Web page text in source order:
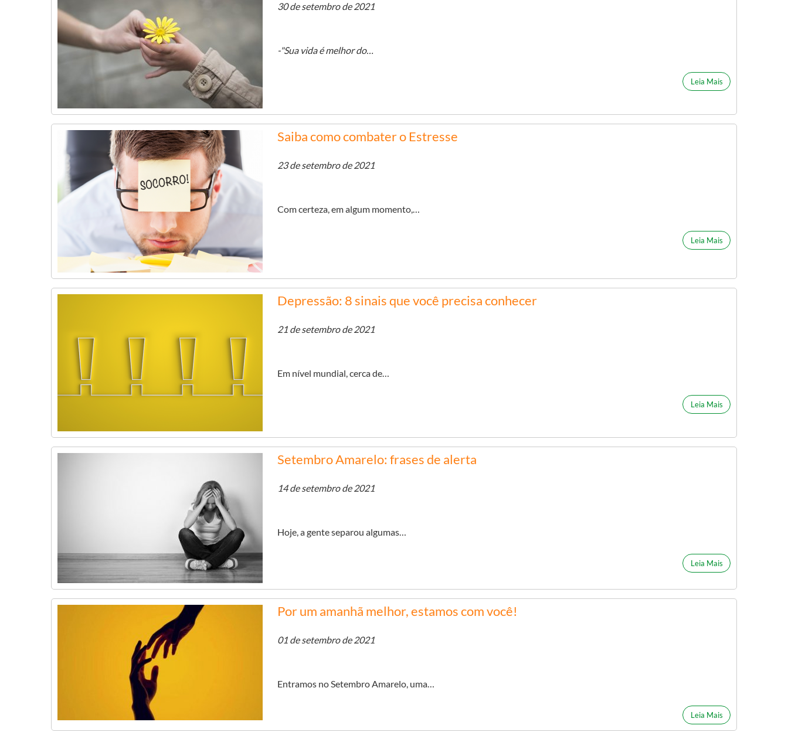
30 de setembro de 2021
-"Sua vida é melhor do…
Leia Mais
Saiba como combater o Estresse
23 de setembro de 2021
Com certeza, em algum momento,…
Leia Mais
Depressão: 8 sinais que você precisa conhecer
21 de setembro de 2021
Em nível mundial, cerca de…
Leia Mais
Setembro Amarelo: frases de alerta
14 de setembro de 2021
Hoje, a gente separou algumas…
Leia Mais
Por um amanhã melhor, estamos com você!
01 de setembro de 2021
Entramos no Setembro Amarelo, uma…
Leia Mais